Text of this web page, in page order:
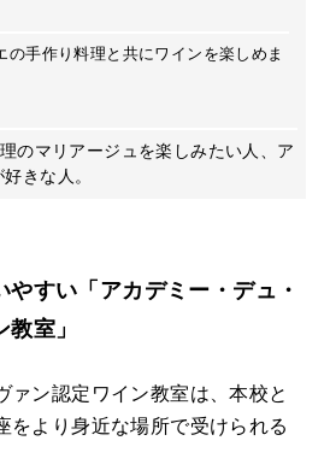
の手作り料理と共にワインを楽しめま
のマリアージュを楽しみたい人、ア
きな人。
やすい「アカデミー・デュ・
室」
ァン認定ワイン教室は、本校と
をより身近な場所で受けられる